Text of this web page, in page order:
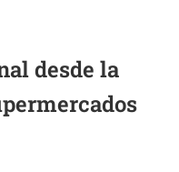
desde la